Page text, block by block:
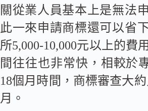
關從業人員基本上是無法
此一來申請商標還可以省
所5,000-10,000元以上的費
間往往也非常快，相較於
18個月時間，商標審查大
月。